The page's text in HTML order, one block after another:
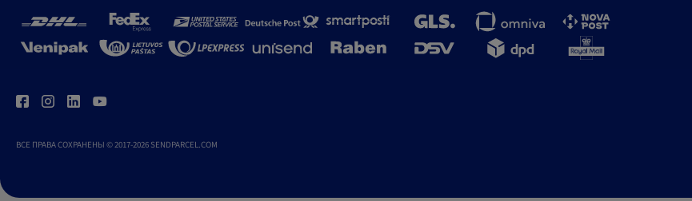
ВСЕ ПРАВА СОХРАНЕНЫ © 2017-2026 SENDPARCEL.COM